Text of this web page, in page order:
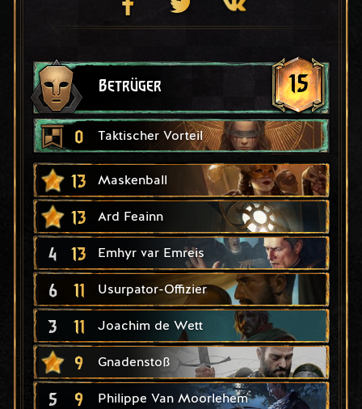
Betrüger 15
0 Taktischer Vorteil
13 Maskenball
13 Ard Feainn
4 13 Emhyr var Emreis
6 11 Usurpator-Offizier
3 11 Joachim de Wett
9 Gnadenstoß
5 9 Philippe Van Moorlehem